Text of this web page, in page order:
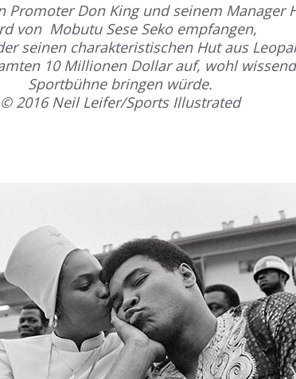
Promoter Don King und seinem Manager
von Mobutu Sese Seko empfangen,
seinen charakteristischen Hut aus
10 Millionen Dollar auf, wohl
Sportbühne bringen würde.
© 2016 Neil Leifer/Sports Illustrated